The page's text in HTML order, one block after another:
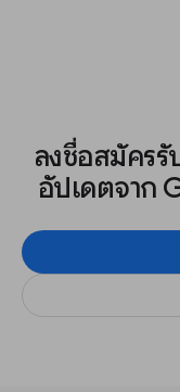
ลงชื่อสมัครรั
อัปเดตจาก